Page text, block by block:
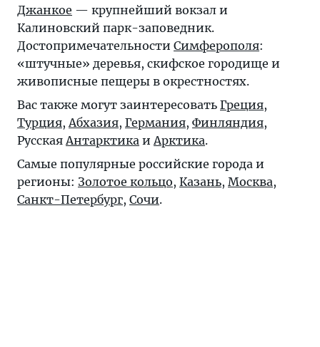
Джанкое — крупнейший вокзал и
Калиновский парк-заповедник.
Достопримечательности Симферополя:
«штучные» деревья, скифское городище и
живописные пещеры в окрестностях.
Вас также могут заинтересовать Греция,
Турция, Абхазия, Германия, Финляндия,
Русская Антарктика и Арктика.
Самые популярные российские города и
регионы: Золотое кольцо, Казань, Москва,
Санкт-Петербург, Сочи.